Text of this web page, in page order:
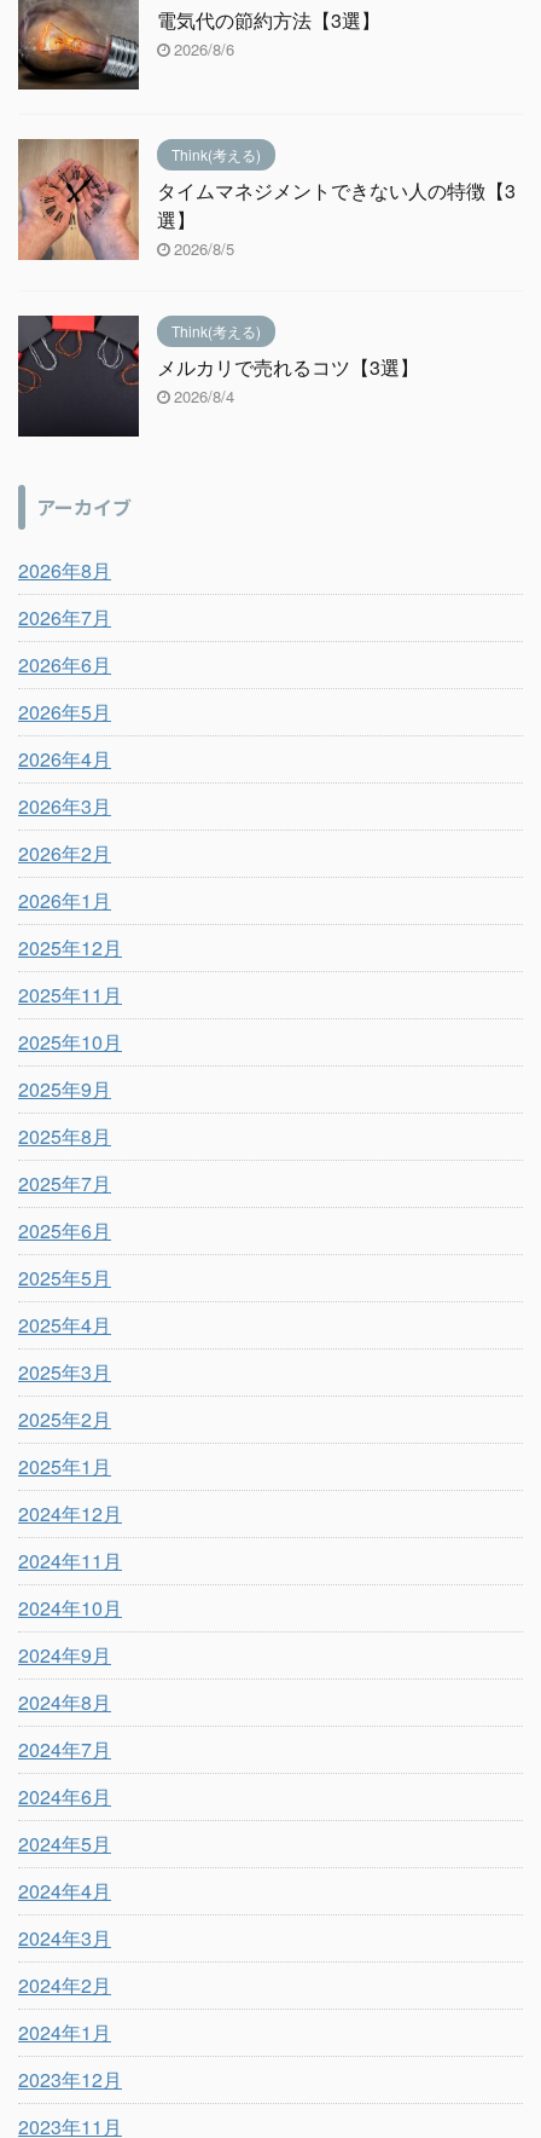
電気代の節約方法【3選】
2026/8/6
Think(考える)
タイムマネジメントできない人の特徴【3
選】
2026/8/5
Think(考える)
メルカリで売れるコツ【3選】
2026/8/4
アーカイブ
2026年8月
2026年7月
2026年6月
2026年5月
2026年4月
2026年3月
2026年2月
2026年1月
2025年12月
2025年11月
2025年10月
2025年9月
2025年8月
2025年7月
2025年6月
2025年5月
2025年4月
2025年3月
2025年2月
2025年1月
2024年12月
2024年11月
2024年10月
2024年9月
2024年8月
2024年7月
2024年6月
2024年5月
2024年4月
2024年3月
2024年2月
2024年1月
2023年12月
2023年11月